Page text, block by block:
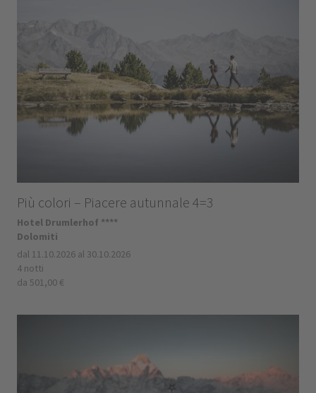
Più colori – Piacere autunnale 4=3
Hotel Drumlerhof ****
Dolomiti
dal 11.10.2026 al 30.10.2026
4 notti
da 501,00 €